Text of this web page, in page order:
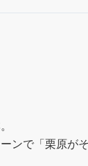
ンで「栗原が